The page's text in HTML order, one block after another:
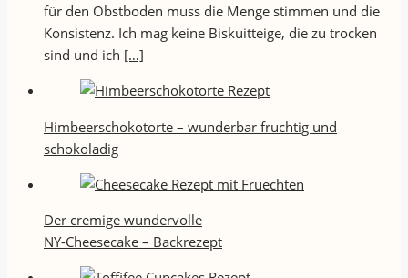
für den Obstboden muss die Menge stimmen und die
Konsistenz. Ich mag keine Biskuitteige, die zu trocken
sind und ich […]
Himbeerschokotorte – wunderbar fruchtig und
schokoladig
Der cremige wundervolle
NY-Cheesecake – Backrezept